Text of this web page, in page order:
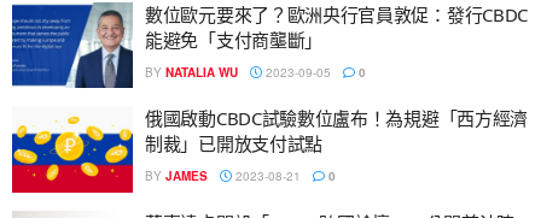
數位歐元要來了？歐洲央行官員敦促：發行CBDC
能避免「支付商壟斷」
BY NATALIA WU 2023-09-05 0
俄國啟動CBDC試驗數位盧布！為規避「西方經濟
制裁」已開放支付試點
BY JAMES 2023-08-21 0